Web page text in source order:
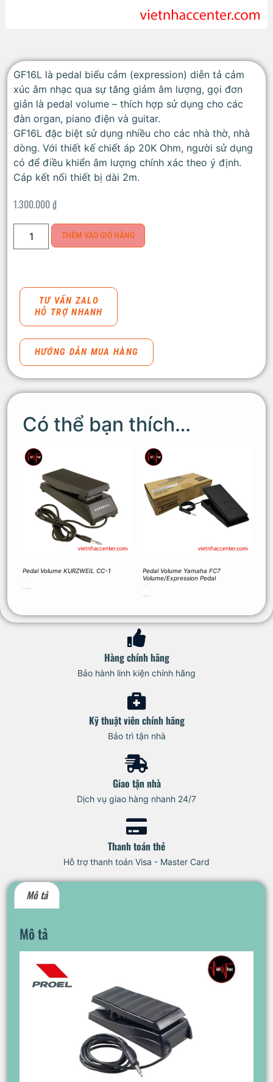
GF16L là pedal biểu cảm (expression) diễn tả cảm
xúc âm nhạc qua sự tăng giảm âm lượng, gọi đơn
giản là pedal volume – thích hợp sử dụng cho các
đàn organ, piano điện và guitar.
GF16L đặc biệt sử dụng nhiều cho các nhà thờ, nhà
dòng. Với thiết kế chiết áp 20K Ohm, người sử dụng
có để điều khiển âm lượng chính xác theo ý định.
Cáp kết nối thiết bị dài 2m.
1.300.000₫
THÊM VÀO GIỎ HÀNG
TƯ VẤN ZALO
HỖ TRỢ NHANH
HƯỚNG DẪN MUA HÀNG
Có thể bạn thích…
Pedal Volume KURZWEIL CC-1
Pedal Volume Yamaha FC7
Volume/Expression Pedal
Hàng chính hãng
Bảo hành linh kiện chính hãng
Kỹ thuật viên chính hãng
Bảo trì tận nhà
Giao tận nhà
Dịch vụ giao hàng nhanh 24/7
Thanh toán thẻ
Hỗ trợ thanh toán Visa - Master Card
Mô tả
Mô tả